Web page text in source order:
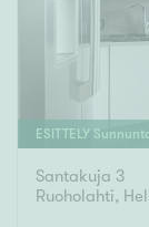
Pinta-ala
ESITTELY
Santakuja 3
Ruoholahti,